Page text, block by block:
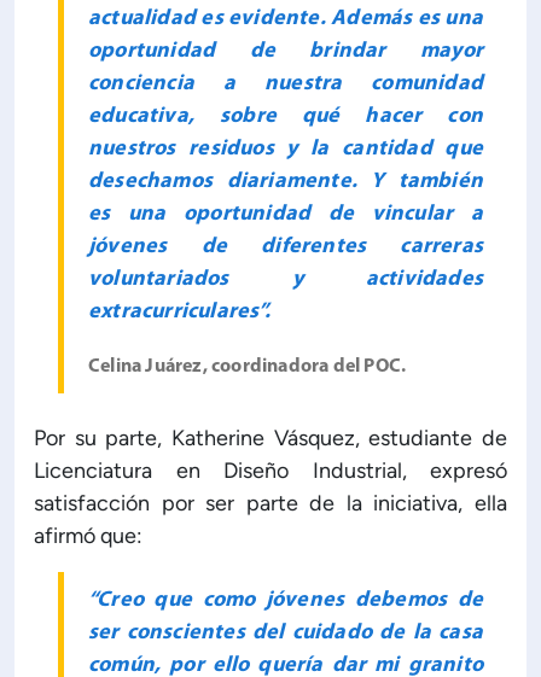
actualidad es evidente. Además es una
oportunidad de brindar mayor
conciencia a nuestra comunidad
educativa, sobre qué hacer con
nuestros residuos y la cantidad que
desechamos diariamente. Y también
es una oportunidad de vincular a
jóvenes de diferentes carreras
voluntariados y actividades
extracurriculares”.
Celina Juárez, coordinadora del POC.
Por su parte, Katherine Vásquez, estudiante de
Licenciatura en Diseño Industrial, expresó
satisfacción por ser parte de la iniciativa, ella
afirmó que:
“Creo que como jóvenes debemos de
ser conscientes del cuidado de la casa
común, por ello quería dar mi granito